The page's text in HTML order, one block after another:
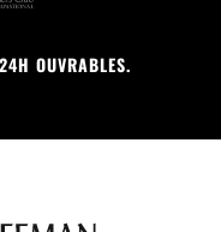
OUVRABLES.